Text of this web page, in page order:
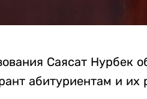
Саясат Нурбек
абитуриентам и их